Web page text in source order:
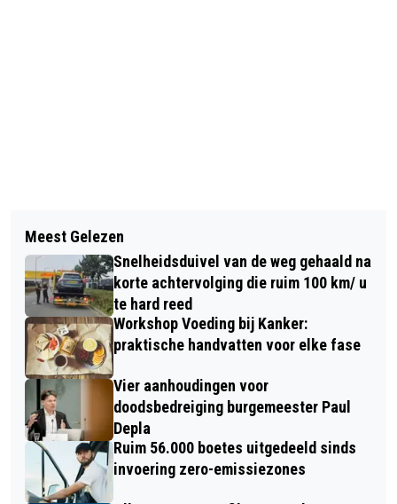
TWEEDE EDITIE WIJNFESTIVAL
ONTKURKT OP 'T ZOET: GROTER,
GEVARIEERDER EN NOG LEUKER
TOSCANA WINT PRIJS OP
FRANCHISE+ BEURS: OPEN JIJ EEN
VESTIGING IN BREDA?
Meest Gelezen
Snelheidsduivel van de weg gehaald na
korte achtervolging die ruim 100 km/ u
te hard reed
Workshop Voeding bij Kanker:
praktische handvatten voor elke fase
Vier aanhoudingen voor
doodsbedreiging burgemeester Paul
Depla
Ruim 56.000 boetes uitgedeeld sinds
invoering zero-emissiezones